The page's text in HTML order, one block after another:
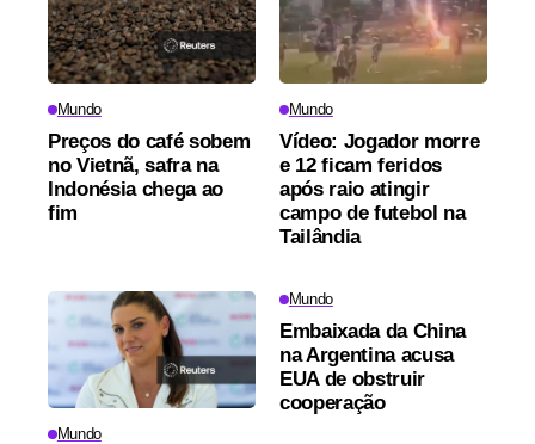
Mundo
Preços do café sobem
no Vietnã, safra na
Indonésia chega ao
fim
Mundo
Vídeo: Jogador morre
e 12 ficam feridos
após raio atingir
campo de futebol na
Tailândia
Mundo
Mundo
Embaixada da China
na Argentina acusa
EUA de obstruir
cooperação